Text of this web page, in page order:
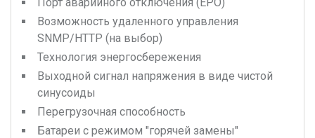
Возможность удаленного управления
SNMP/HTTP (на выбор)
Технология энергосбережения
Выходной сигнал напряжения в виде чистой
синусоиды
Перегрузочная способность
Батареи с режимом "горячей замены"